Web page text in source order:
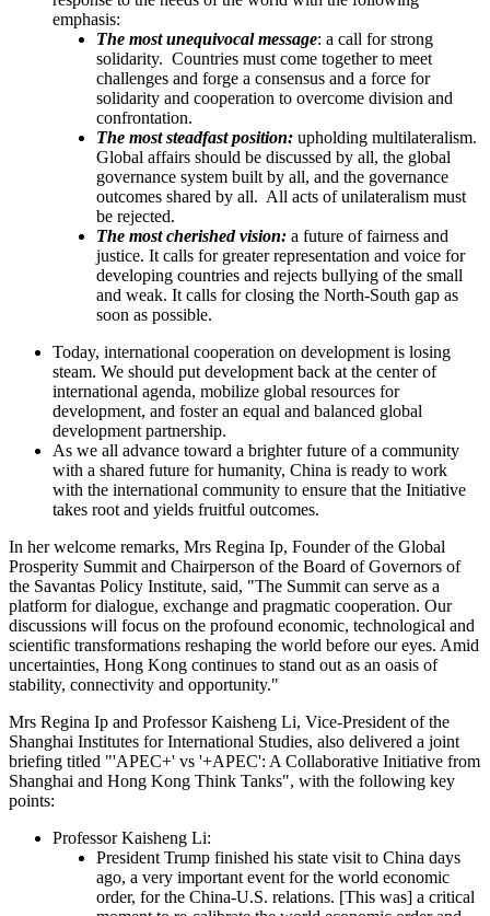
In his keynote speech entitled "China's Global Governance
Initiative", Ambassador Han Zhiqiang said:
The international landscape is beset by mounting instability
and uncertainty. Unilateralism and protectionism are on the
rise. Geopolitical conflicts continue to flare up, development
gaps are widening, and global challenges are emerging one
after another. These developments have made reform and
improvement of global governance an urgent task for all
countries and peoples.
The Global Governance Initiative has been launched in
response to the needs of the world with the following
emphasis:
The most unequivocal message : a call for strong
solidarity. Countries must come together to meet
challenges and forge a consensus and a force for
confrontation.
The most steadfast position:upholding multilateralism.
Global affairs should be discussed by all, the global
governance system built by all, and the governance
outcomes shared by all. All acts of unilateralism must
be rejected.
The most cherished vision: a future of fairness and
justice. It calls for greater representation and voice for
developing countries and rejects bullying of the small
and weak. It calls for closing the North-South gap as
soon as possible.
Today, international cooperation on development is losing
steam. We should put development back at the center of
international agenda, mobilize global resources for
development, and foster an equal and balanced global
development partnership.
As we all advance toward a brighter future of a community
with a shared future for humanity, China is ready to work
with the international community to ensure that the Initiative
takes root and yields fruitful outcomes.
In her welcome remarks, Mrs Regina Ip, Founder of the Global
Prosperity Summit and Chairperson of the Board of Governors of
the Savantas Policy Institute, said, "The Summit can serve as a
platform for dialogue, exchange and pragmatic cooperation. Our
discussions will focus on the profound economic, technological and
scientific transformations reshaping the world before our eyes. Amid
uncertainties, Hong Kong continues to stand out as an oasis of